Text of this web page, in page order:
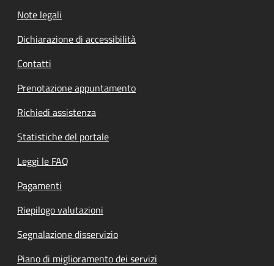
Note legali
Dichiarazione di accessibilità
Contatti
Prenotazione appuntamento
Richiedi assistenza
Statistiche del portale
Leggi le FAQ
Pagamenti
Riepilogo valutazioni
Segnalazione disservizio
Piano di miglioramento dei servizi